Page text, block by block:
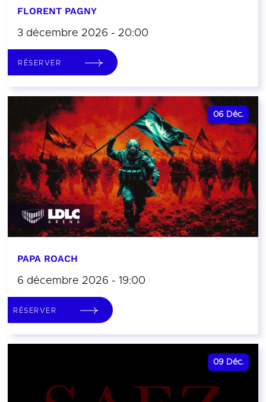
FLORENT PAGNY
3 décembre 2026 - 20:00
RÉSERVER
06 Déc.
PAPA ROACH
6 décembre 2026 - 19:00
RÉSERVER
09 Déc.